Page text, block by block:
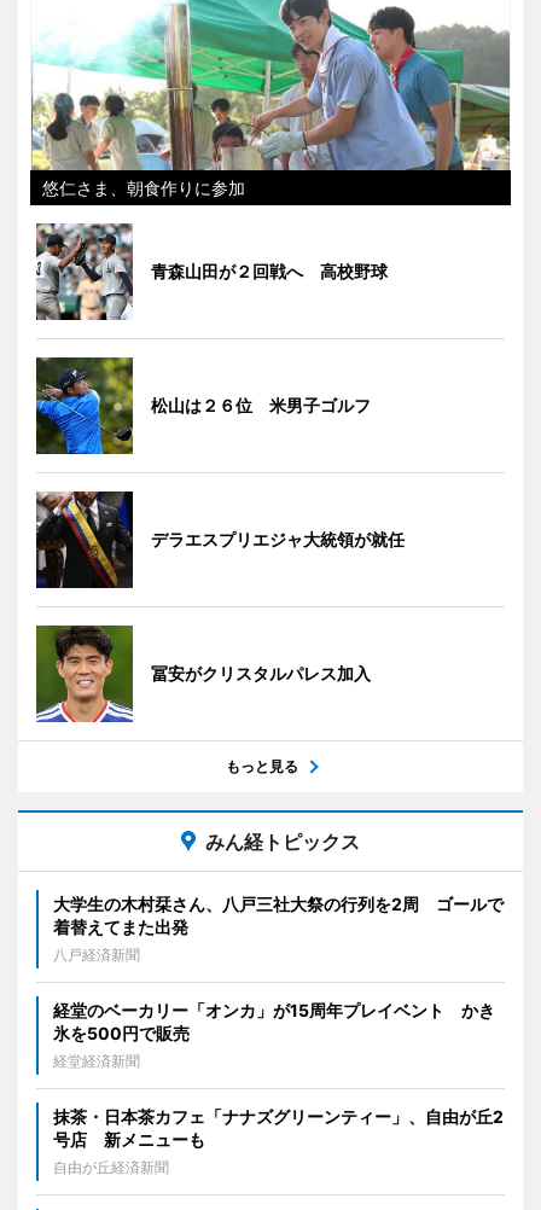
悠仁さま、朝食作りに参加
青森山田が２回戦へ 高校野球
松山は２６位 米男子ゴルフ
デラエスプリエジャ大統領が就任
冨安がクリスタルパレス加入
もっと見る
みん経トピックス
大学生の木村栞さん、八戸三社大祭の行列を2周 ゴールで
着替えてまた出発
八戸経済新聞
経堂のベーカリー「オンカ」が15周年プレイベント かき
氷を500円で販売
経堂経済新聞
抹茶・日本茶カフェ「ナナズグリーンティー」、自由が丘2
号店 新メニューも
自由が丘経済新聞